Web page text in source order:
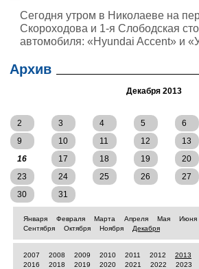
Сегодня утром в Николаеве на
Скороходова и 1-я Слободская
автомобиля: «Hyundai Accent» и
Архив
Декабря 2013
2
3 4 5 6
9
10 11 12 13
16
17 18 19 20
23
24 25 26 27
30
31
Января Февраля Марта Апреля Мая Июня
Сентября
Октября Ноября Декабря
2007 2008 2009 2010 2011 2012 2013
2016
2018 2019 2020 2021 2022 2023